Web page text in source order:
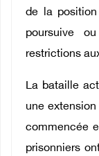
de la
poursuive
restrictions
La bataille
une
commencée
prisonniers